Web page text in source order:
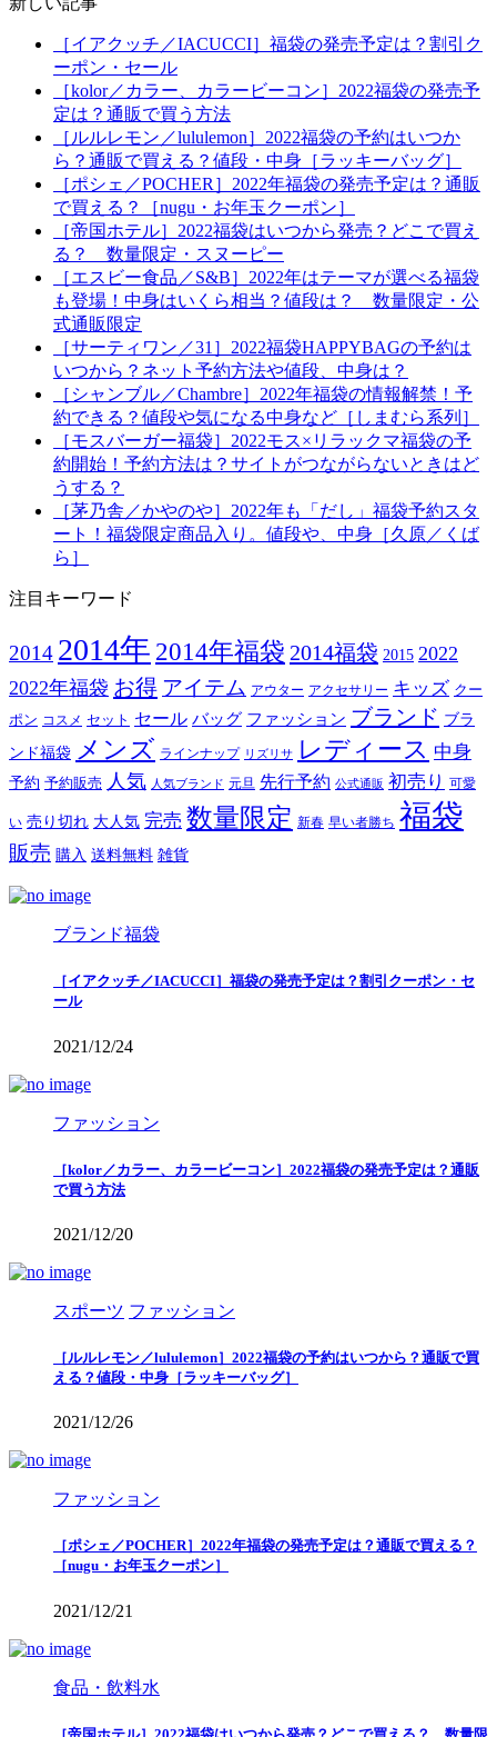
［イアクッチ／IACUCCI］福袋の発売予定は？割引ク
ーポン・セール
［kolor／カラー、カラービーコン］2022福袋の発売予
定は？通販で買う方法
［ルルレモン／lululemon］2022福袋の予約はいつか
ら？通販で買える？値段・中身［ラッキーバッグ］
［ポシェ／POCHER］2022年福袋の発売予定は？通販
で買える？［nugu・お年玉クーポン］
［帝国ホテル］2022福袋はいつから発売？どこで買え
る？ 数量限定・スヌーピー
［エスビー食品／S&B］2022年はテーマが選べる福袋
も登場！中身はいくら相当？値段は？ 数量限定・公
式通販限定
［サーティワン／31］2022福袋HAPPYBAGの予約は
いつから？ネット予約方法や値段、中身は？
［シャンブル／Chambre］2022年福袋の情報解禁！予
約できる？値段や気になる中身など［しまむら系列］
［モスバーガー福袋］2022モス×リラックマ福袋の予
約開始！予約方法は？サイトがつながらないときはど
うする？
［茅乃舎／かやのや］2022年も「だし」福袋予約スタ
ート！福袋限定商品入り。値段や、中身［久原／くば
ら］
注目キーワード
2014 2014年 2014年福袋 2014福袋 2015 2022
2022年福袋 お得 アイテム アウター アクセサリー キッズ クー
ポン コスメ セット セール バッグ ファッション ブランド ブラ
ンド福袋 メンズ ラインナップ リズリサ レディース 中身
予約 予約販売 人気 人気ブランド 元旦 先行予約 公式通販 初売り 可愛
い 売り切れ 大人気 完売 数量限定 新春 早い者勝ち 福袋
販売 購入 送料無料 雑貨
ブランド福袋
［イアクッチ／IACUCCI］福袋の発売予定は？割引クーポン・セ
ール
2021/12/24
ファッション
［kolor／カラー、カラービーコン］2022福袋の発売予定は？通販
で買う方法
2021/12/20
スポーツ ファッション
［ルルレモン／lululemon］2022福袋の予約はいつから？通販で買
える？値段・中身［ラッキーバッグ］
2021/12/26
ファッション
［ポシェ／POCHER］2022年福袋の発売予定は？通販で買える？
［nugu・お年玉クーポン］
2021/12/21
食品・飲料水